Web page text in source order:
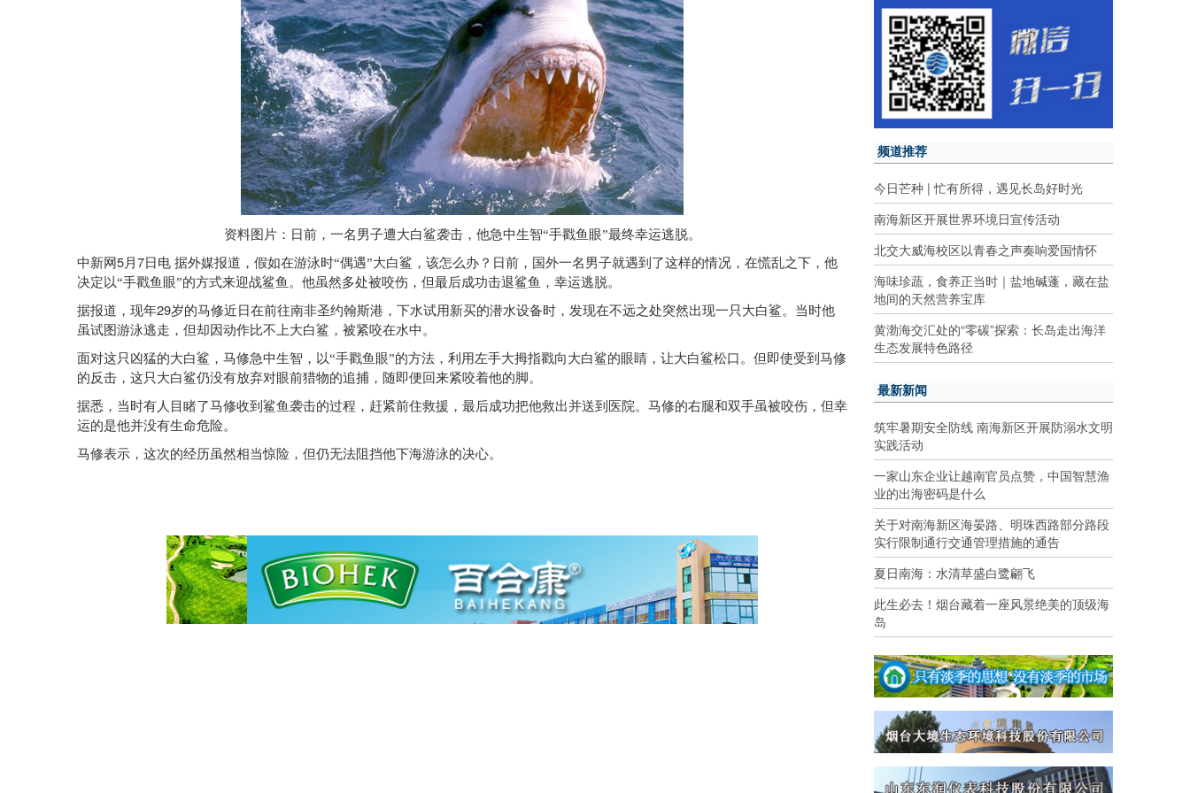
资料图片：日前，一名男子遭大白鲨袭击，他急中生智“手戳鱼眼”最终幸运逃脱。
中新网5月 7日电 据外媒报道，假如在游泳时“偶遇”大白鲨，该怎么办？日前，国外一名男子就遇到了这样的情况，在慌乱之下，他
决定以“手戳鱼眼”的方式来迎战鲨鱼。他虽然多处被咬伤，但最后成功击退鲨鱼，幸运逃脱。
据报道，现年29岁的马修近日在前往南非圣约翰斯港，下水试用新买的潜水设备时，发现在不远之处突然出现一只大白鲨。当时他
虽试图游泳逃走，但却因动作比不上大白鲨，被紧咬在水中。
面对这只凶猛的大白鲨，马修急中生智，以“手戳鱼眼”的方法，利用左手大拇指戳向大白鲨的眼睛，让大白鲨松口。但即使受到马修
的反击，这只大白鲨仍没有放弃对眼前猎物的追捕，随即便回来紧咬着他的脚。
据悉，当时有人目睹了马修收到鲨鱼袭击的过程，赶紧前住救援，最后成功把他救出并送到医院。马修的右腿和双手虽被咬伤，但幸
运的是他并没有生命危险。
马修表示，这次的经历虽然相当惊险，但仍无法阻挡他下海游泳的决心。
频道推荐
今日芒种 | 忙有所得，遇见长岛好时光
南海新区开展世界环境日宣传活动
北交大威海校区以青春之声奏响爱国情怀
海味珍蔬，食养正当时｜盐地碱蓬，藏在盐
地间的天然营养宝库
黄渤海交汇处的“零碳”探索：长岛走出海洋
生态发展特色路径
最新新闻
筑牢暑期安全防线 南海新区开展防溺水文明
实践活动
一家山东企业让越南官员点赞，中国智慧渔
业的出海密码是什么
关于对南海新区海晏路、明珠西路部分路段
实行限制通行交通管理措施的通告
夏日南海：水清草盛白鹭翩飞
此生必去！烟台藏着一座风景绝美的顶级海
岛